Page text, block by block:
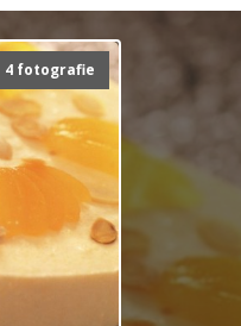
4 fotografie